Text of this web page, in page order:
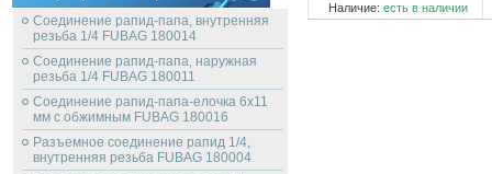
Соединение рапид-папа, внутренняя
резьба 1/4 FUBAG 180014
Соединение рапид-папа, наружная
резьба 1/4 FUBAG 180011
Соединение рапид-папа-елочка 6х11
мм с обжимным FUBAG 180016
Разъемное соединение рапид 1/4,
внутренняя резьба FUBAG 180004
Наличие: есть в наличии